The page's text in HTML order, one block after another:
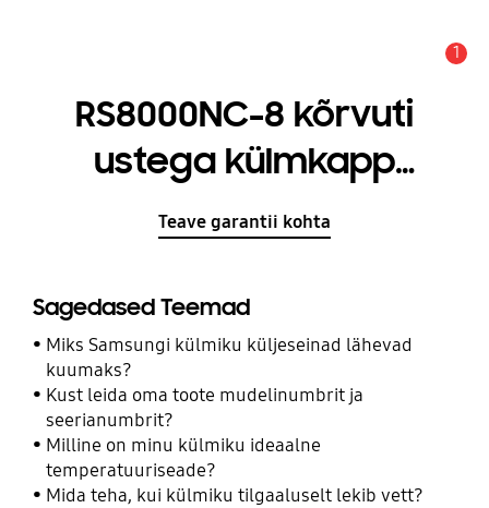
1
RS8000NC-8 kõrvuti
ustega külmkapp
SpaceMax™
Teave garantii kohta
Sagedased Teemad
Miks Samsungi külmiku küljeseinad lähevad
kuumaks?
Kust leida oma toote mudelinumbrit ja
seerianumbrit?
Milline on minu külmiku ideaalne
temperatuuriseade?
Mida teha, kui külmiku tilgaaluselt lekib vett?